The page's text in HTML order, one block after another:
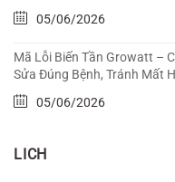
05/06/2026
Mã Lỗi Biến Tần Growatt –
Sửa Đúng Bệnh, Tránh Mất
05/06/2026
LICH